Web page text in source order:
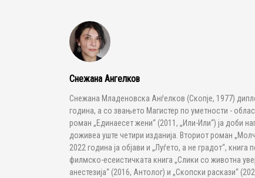
Снежана Ангелков
Снежана Младеновска Анѓелков (Скопје, 1977)
година, а со звањето Магистер по уметности -
роман „Единаесет жени“ (2011, „Или-Или“) ја доби
доживеа уште четири изданија. Вториот роман
2022 година ја објави и „Луѓето, а не градот“,
филмско-есеистичката книга „Слики со животна
анестезија“ (2016, Антолог) и „Скопски раскази“